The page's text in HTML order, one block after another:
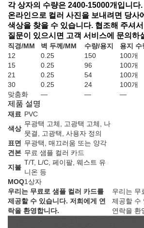
각 상자의 수량은 2400-15000개입니다.
온라인으로 컬러 사진을 보내려면 당사
색상을 찾을 수 있습니다. 협조해 주셔
질문이 있으시면 고객 서비스에 문의하
직경/MM 벽 두께/MM 수량/용지 용지 수
12
0.25 150 100개
15
0.25 96 100개
21
0.25 54 100개
30
0.25 24 100개
맞춤화
— — —
제품 설명
재료 PVC
색상
무광택 고체, 고광택 고체, 나
뭇결, 고광택, 사용자 정의
표면
무광택, 매끄러움 또는 양각
견본 무료 샘플 컬러 카드
지불
T/T, L/C, 페이팔, 웨스트 유
니온 등
MOQ1상자
우리는 무료로 샘플 컬러 카드를
제공할 수 있습니다. 저희에게 연
락을 환영합니다.
우리는 무
제공할 수
연락을 환